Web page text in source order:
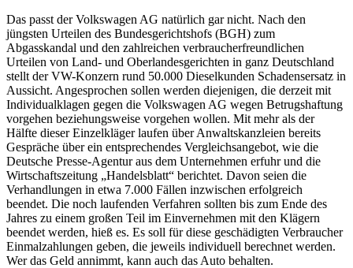
Das passt der Volkswagen AG natürlich gar nicht. Nach den
jüngsten Urteilen des Bundesgerichtshofs (BGH) zum
Abgasskandal und den zahlreichen verbraucherfreundlichen
Urteilen von Land- und Oberlandesgerichten in ganz Deutschland
stellt der VW-Konzern rund 50.000 Dieselkunden Schadensersatz in
Aussicht. Angesprochen sollen werden diejenigen, die derzeit mit
Individualklagen gegen die Volkswagen AG wegen Betrugshaftung
vorgehen beziehungsweise vorgehen wollen. Mit mehr als der
Hälfte dieser Einzelkläger laufen über Anwaltskanzleien bereits
Gespräche über ein entsprechendes Vergleichsangebot, wie die
Deutsche Presse-Agentur aus dem Unternehmen erfuhr und die
Wirtschaftszeitung „Handelsblatt“ berichtet. Davon seien die
Verhandlungen in etwa 7.000 Fällen inzwischen erfolgreich
beendet. Die noch laufenden Verfahren sollten bis zum Ende des
Jahres zu einem großen Teil im Einvernehmen mit den Klägern
beendet werden, hieß es. Es soll für diese geschädigten Verbraucher
Einmalzahlungen geben, die jeweils individuell berechnet werden.
Wer das Geld annimmt, kann auch das Auto behalten.